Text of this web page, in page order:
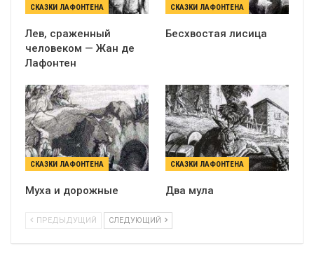
СКАЗКИ ЛАФОНТЕНА
Лев, сраженный
человеком — Жан де
Лафонтен
СКАЗКИ ЛАФОНТЕНА
Бесхвостая лисица
СКАЗКИ ЛАФОНТЕНА
Муха и дорожные
СКАЗКИ ЛАФОНТЕНА
Два мула
ПРЕДЫДУЩИЙ СЛЕДУЮЩИЙ